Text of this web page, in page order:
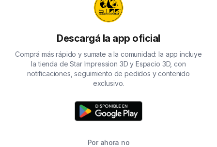
Descargá la app oficial
Comprá más rápido y sumate a la comunidad: la app incluye
la tienda de Star Impression 3D y Espacio 3D, con
notificaciones, seguimiento de pedidos y contenido
exclusivo.
Por ahora no